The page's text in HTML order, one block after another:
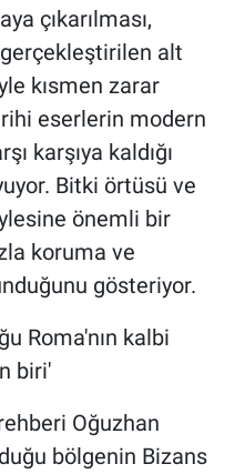
çıkarılması,
gerçekleştirilen alt
kısmen zarar
eserlerin modern
karşıya kaldığı
Bitki örtüsü ve
önemli bir
koruma ve
gösteriyor.
Roma'nın kalbi
biri'
Oğuzhan
bölgenin Bizans